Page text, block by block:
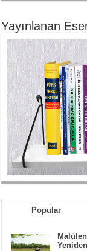
Yayınlanan
Popular